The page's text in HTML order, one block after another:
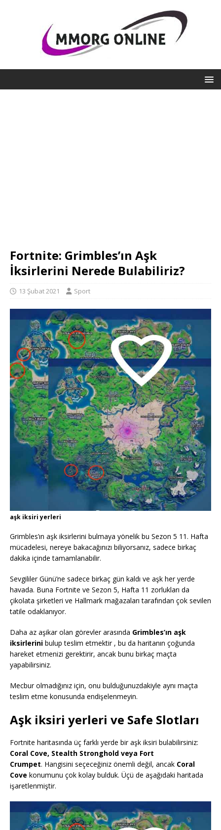
Fortnite: Grimbles’ın Aşk
İksirlerini Nerede Bulabiliriz?
13 Şubat 2021 Sport
aşk iksiri yerleri
Grimbles’ın aşk iksirlerini bulmaya yönelik bu Sezon 5 11. Hafta
mücadelesi, nereye bakacağınızı biliyorsanız, sadece birkaç
dakika içinde tamamlanabilir.
Sevgililer Günü’ne sadece birkaç gün kaldı ve aşk her yerde
havada. Buna Fortnite ve Sezon 5, Hafta 11 zorlukları da
çikolata şirketleri ve Hallmark mağazaları tarafından çok sevilen
tatile odaklanıyor.
Daha az aşikar olan görevler arasında Grimbles’ın aşk
iksirlerini bulup teslim etmektir , bu da haritanın çoğunda
hareket etmenizi gerektirir, ancak bunu birkaç maçta
yapabilirsiniz.
Mecbur olmadığınız için, onu bulduğunuzdakiyle aynı maçta
teslim etme konusunda endişelenmeyin.
Aşk iksiri yerleri ve Safe Slotları
Fortnite haritasında üç farklı yerde bir aşk iksiri bulabilirsiniz:
Coral Cove, Stealth Stronghold veya Fort
Crumpet. Hangisini seçeceğiniz önemli değil, ancak Coral
Cove konumunu çok kolay bulduk. Üçü de aşağıdaki haritada
işaretlenmiştir.